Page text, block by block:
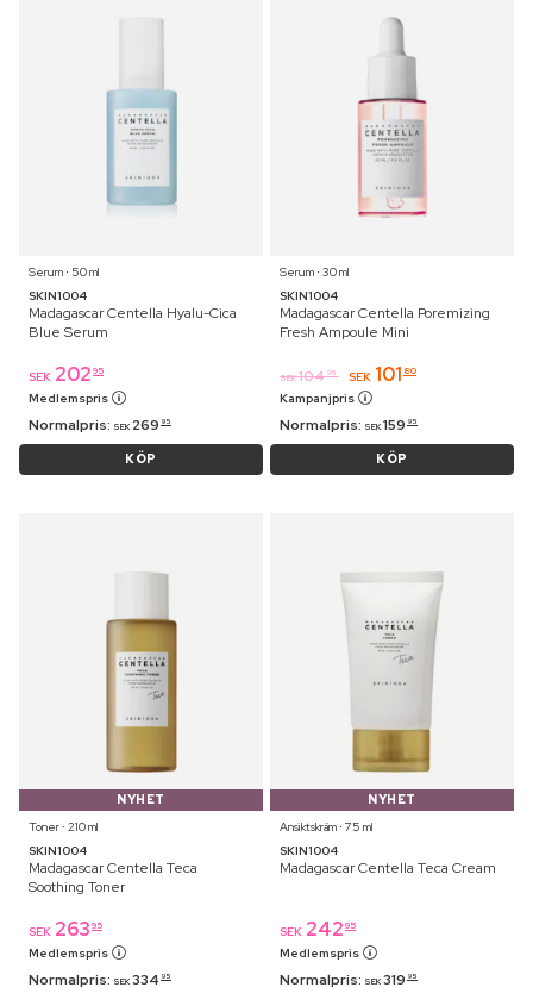
Serum ⋅ 50 ml
SKIN1004
Madagascar Centella Hyalu-Cica
Blue Serum
SEK 202 95
Medlemspris
Normalpris: SEK 269 95
KÖP
Serum ⋅ 30 ml
SKIN1004
Madagascar Centella Poremizing
Fresh Ampoule Mini
SEK 104 95 SEK 101 80
Kampanjpris
Normalpris: SEK 159 95
KÖP
NYHET
Toner ⋅ 210 ml
SKIN1004
Madagascar Centella Teca
Soothing Toner
SEK 263 95
Medlemspris
Normalpris: SEK 334 95
NYHET
Ansiktskräm ⋅ 75 ml
SKIN1004
Madagascar Centella Teca Cream
SEK 242 95
Medlemspris
Normalpris: SEK 319 95